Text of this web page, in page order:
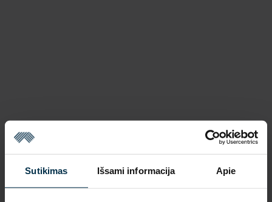
Sutikimas Išsami informacija Apie
Mūsų
dizainai